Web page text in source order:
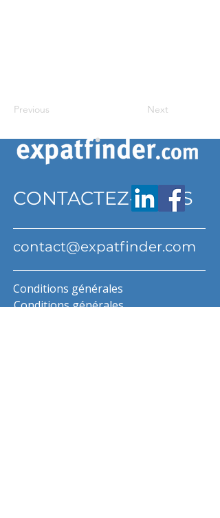
Previous Next
CONTACTEZ-NOUS
contact@expatfinder.com
Conditions générales
Conditions générales